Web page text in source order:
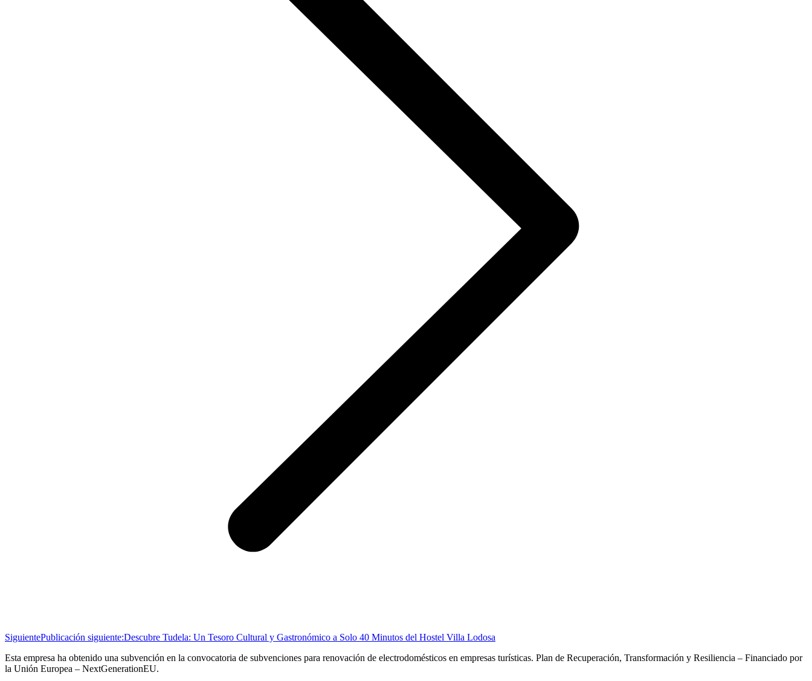
SiguientePublicación siguiente:Descubre Tudela: Un Tesoro Cultural y Gastronómico a Solo 40 Minutos del Hostel Villa Lodosa
Esta empresa ha obtenido una subvención en la convocatoria de subvenciones para renovación de electrodomésticos en empresas turísticas. Plan de Recuperación, Transformación y Resiliencia – Financiado por
la Unión Europea – NextGenerationEU.